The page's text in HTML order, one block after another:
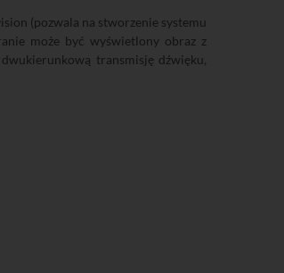
(pozwala na stworzenie systemu
może być wyświetlony obraz z
transmisję dźwięku,